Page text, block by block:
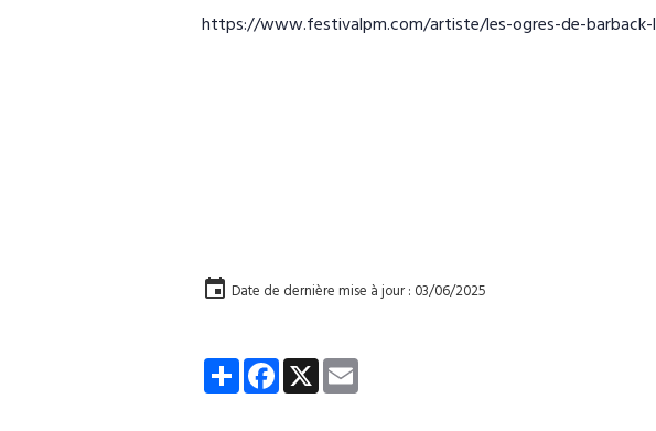
https://www.festivalpm.com/artiste/les-ogres-de-barback-
Date de dernière mise à jour : 03/06/2025
PartagerFacebook
X